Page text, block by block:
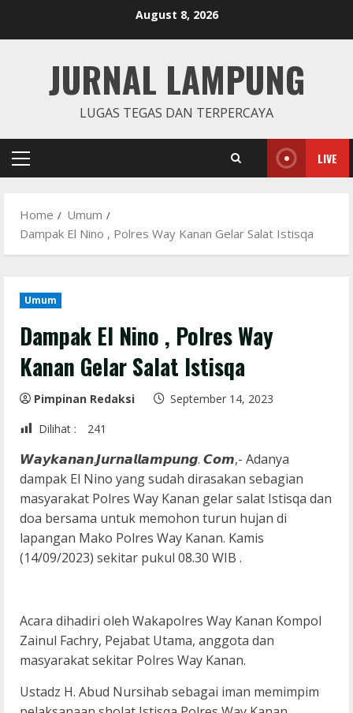
August 8, 2026
JURNAL LAMPUNG
LUGAS TEGAS DAN TERPERCAYA
Primary
LIVE
Home
Umum
Dampak El Nino , Polres Way Kanan Gelar Salat Istisqa
Umum
Dampak El Nino , Polres Way
Kanan Gelar Salat Istisqa
Pimpinan Redaksi
September 14, 2023
Dilihat :
241
𝙒𝙖𝙮𝙠𝙖𝙣𝙖𝙣.𝙅𝙪𝙧𝙣𝙖𝙡𝙡𝙖𝙢𝙥𝙪𝙣𝙜. 𝘾𝙤𝙢,- Adanya
dampak El Nino yang sudah dirasakan sebagian
masyarakat Polres Way Kanan gelar salat Istisqa dan
doa bersama untuk memohon turun hujan di
lapangan Mako Polres Way Kanan. Kamis
(14/09/2023) sekitar pukul 08.30 WIB .
Acara dihadiri oleh Wakapolres Way Kanan Kompol
Zainul Fachry, Pejabat Utama, anggota dan
masyarakat sekitar Polres Way Kanan.
Ustadz H. Abud Nursihab sebagai iman memimpim